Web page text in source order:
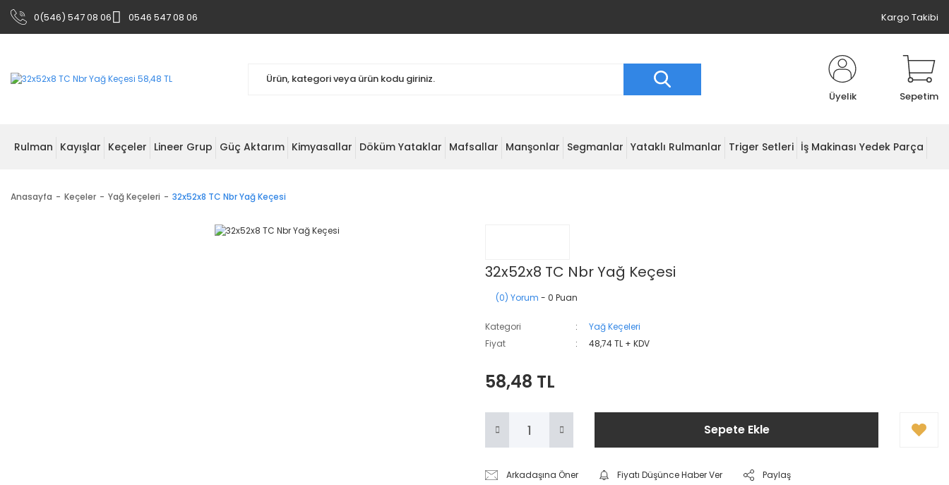
0(546) 547 08 06 0546 547 08 06 Kargo Takibi
Üyelik Sepetim
Rulman Kayışlar Keçeler Lineer Grup Güç Aktarım Kimyasallar Döküm Yataklar Mafsallar Manşonlar Segmanlar Yataklı Rulmanlar Triger Setleri İş Makinası Yedek Parça
Anasayfa Keçeler Yağ Keçeleri 32x52x8 TC Nbr Yağ Keçesi
32x52x8 TC Nbr Yağ Keçesi
(0) Yorum - 0 Puan
Kategori
Yağ Keçeleri
Fiyat
48,74 TL + KDV
58,48 TL
Sepete Ekle
Arkadaşına Öner Fiyatı Düşünce Haber Ver Paylaş